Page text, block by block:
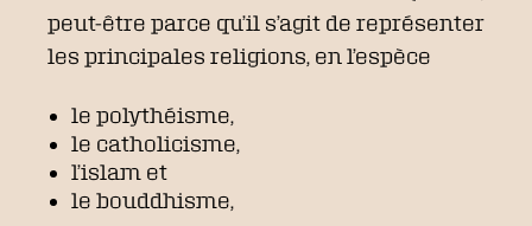
peut-être parce qu’il s’agit de représenter
les principales religions, en l’espèce
le polythéisme,
le catholicisme,
l’islam et
le bouddhisme,